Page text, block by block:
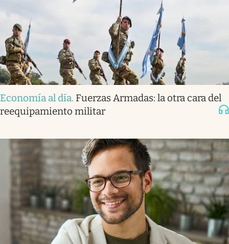
Economía al día. Fuerzas Armadas: la otra cara del
reequipamiento militar